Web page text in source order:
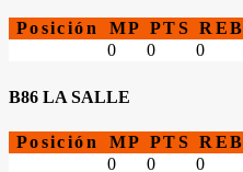
Posición MP PTS REB
0
0 0
B86 LA SALLE
Posición MP PTS REB
0
0 0